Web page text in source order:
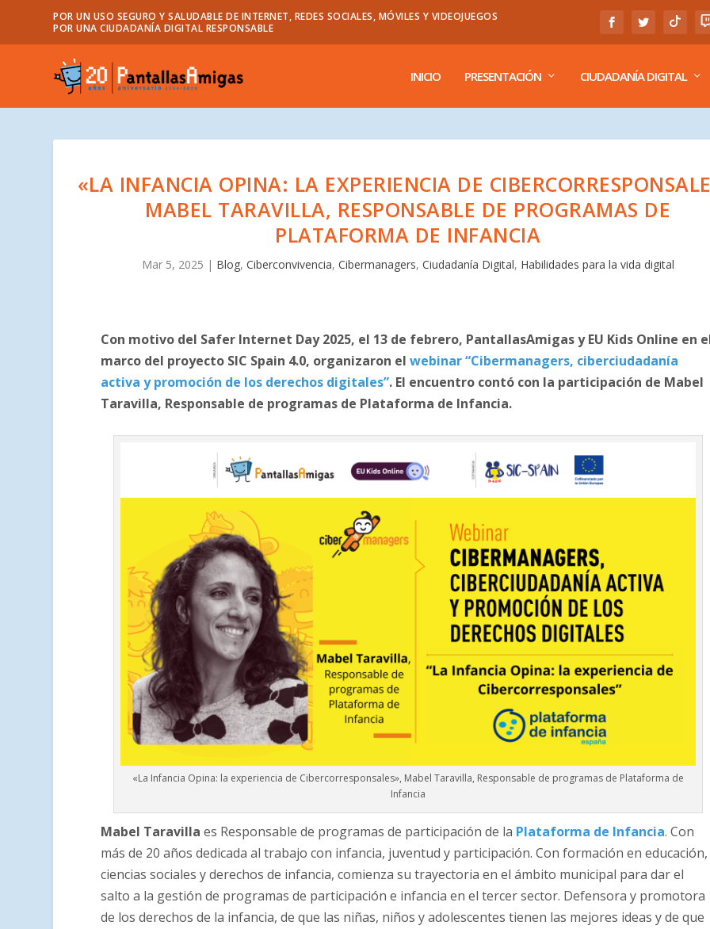
POR UN USO SEGURO Y SALUDABLE DE INTERNET, REDES SOCIALES, MÓVILES Y VIDEOJUEGOS
POR UNA CIUDADANÍA DIGITAL RESPONSABLE
INICIO PRESENTACIÓN CIUDADANÍA DIGITAL
«LA INFANCIA OPINA: LA EXPERIENCIA DE
MABEL TARAVILLA, RESPONSABLE DE PROGRAMAS DE
PLATAFORMA DE INFANCIA
Mar 5, 2025 | Blog, Ciberconvivencia, Cibermanagers, Ciudadanía Digital, Habilidades para la vida digital
Con motivo del Safer Internet Day 2025, el 13 de febrero, PantallasAmigas y EU Kids Online en
marco del proyecto SIC Spain 4.0, organizaron elwebinar “Cibermanagers, ciberciudadanía
activa y promoción de los derechos digitales”. El encuentro contó con la participación de Mabel
Taravilla, Responsable de programas de Plataforma de Infancia.
«La Infancia Opina: la experiencia de Cibercorresponsales», Mabel Taravilla, Responsable de programas de Plataforma de
Infancia
Mabel Taravilla es Responsable de programas de participación de la Plataforma de Infancia. Con
más de 20 años dedicada al trabajo con infancia, juventud y participación. Con formación en educación,
ciencias sociales y derechos de infancia, comienza su trayectoria en el ámbito municipal para dar el
salto a la gestión de programas de participación e infancia en el tercer sector. Defensora y promotora
de los derechos de la infancia, de que las niñas, niños y adolescentes tienen las mejores ideas y de que